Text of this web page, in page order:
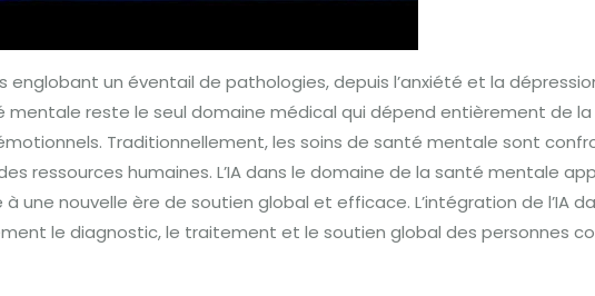
un éventail de pathologies, depuis l’anxiété et la
mentale reste le seul domaine médical qui dépend entièrement de
Traditionnellement, les soins de santé mentale sont
ressources humaines. L’IA dans le domaine de la santé mentale
une nouvelle ère de soutien global et efficace. L’intégration de l’IA
le diagnostic, le traitement et le soutien global des personnes